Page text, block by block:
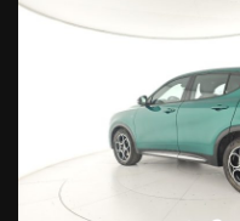
-TARGHE TEDESCHE 5
-La vettura è visionabile
Per evitare spiacevoli
Gli optional riportati di
-Tutte le nostre
- Su tutte le auto